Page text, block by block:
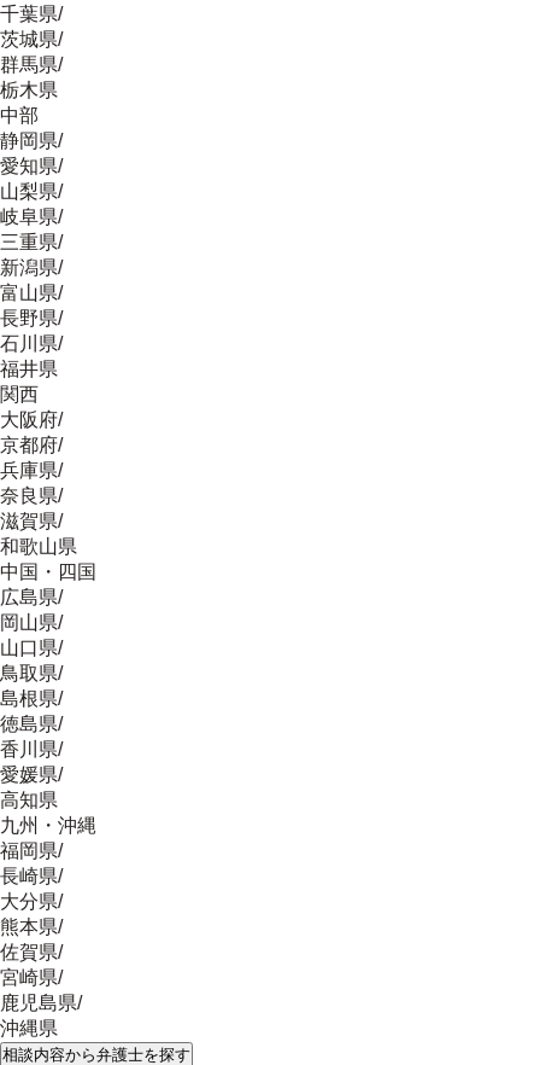
千葉県/
茨城県/
群馬県/
栃木県
中部
静岡県/
愛知県/
山梨県/
岐阜県/
三重県/
新潟県/
富山県/
長野県/
石川県/
福井県
関西
大阪府/
京都府/
兵庫県/
奈良県/
滋賀県/
和歌山県
中国・四国
広島県/
岡山県/
山口県/
鳥取県/
島根県/
徳島県/
香川県/
愛媛県/
高知県
九州・沖縄
福岡県/
長崎県/
大分県/
熊本県/
佐賀県/
宮崎県/
鹿児島県/
沖縄県
相談内容から弁護士を探す